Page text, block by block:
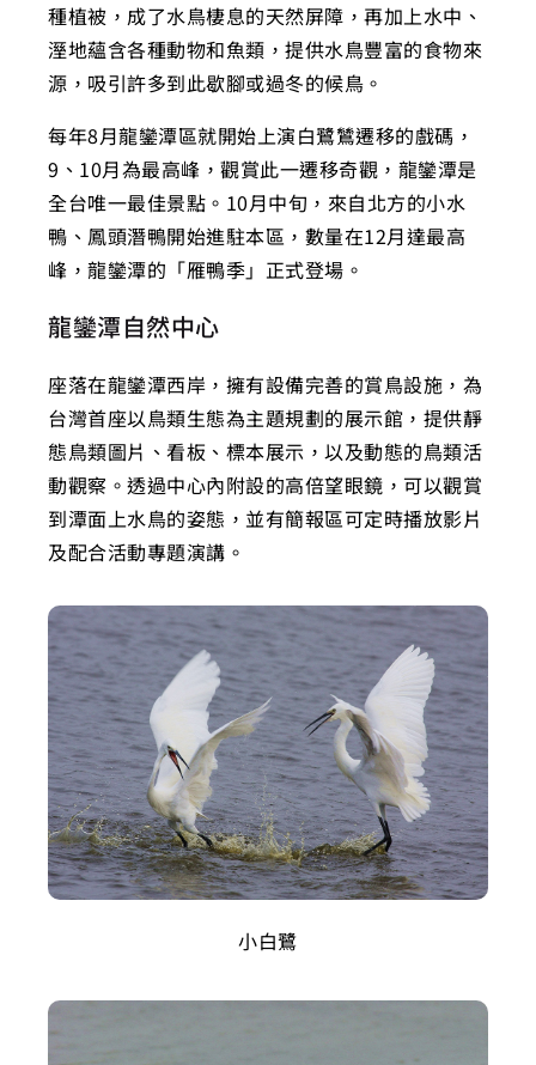
種植被，成了水鳥棲息的天然屏障，再加上水中、
溼地蘊含各種動物和魚類，提供水鳥豐富的食物來
源，吸引許多到此歇腳或過冬的候鳥。
每年8月龍鑾潭區就開始上演白鷺鷥遷移的戲碼，
9、10月為最高峰，觀賞此一遷移奇觀，龍鑾潭是
全台唯一最佳景點。10月中旬，來自北方的小水
鴨、鳳頭潛鴨開始進駐本區，數量在12月達最高
峰，龍鑾潭的「雁鴨季」正式登場。
龍鑾潭自然中心
座落在龍鑾潭西岸，擁有設備完善的賞鳥設施，為
台灣首座以鳥類生態為主題規劃的展示館，提供靜
態鳥類圖片、看板、標本展示，以及動態的鳥類活
動觀察。透過中心內附設的高倍望眼鏡，可以觀賞
到潭面上水鳥的姿態，並有簡報區可定時播放影片
及配合活動專題演講。
小白鷺